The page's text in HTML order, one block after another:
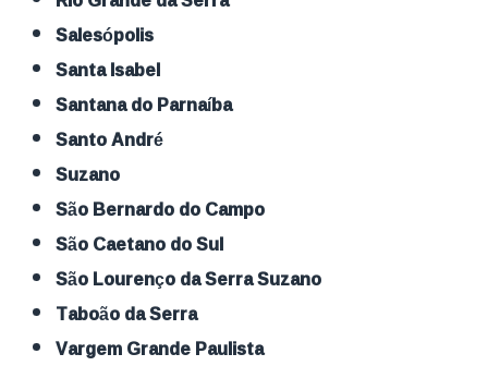
Salesópolis
Santa Isabel
Santana do Parnaíba
Santo André
Suzano
São Bernardo do Campo
São Caetano do Sul
São Lourenço da Serra Suzano
Taboão da Serra
Vargem Grande Paulista